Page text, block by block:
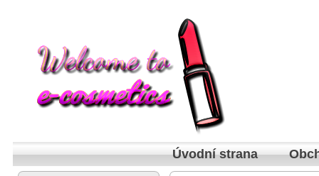
Úvodní strana